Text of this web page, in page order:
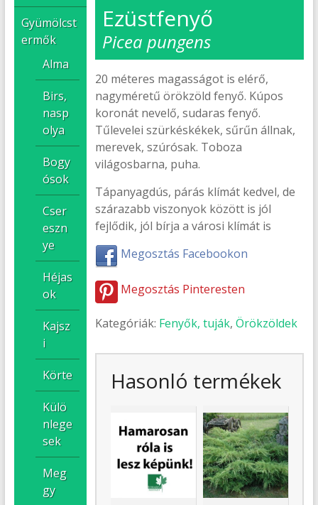
Ezüstfenyő
Picea pungens
20 méteres magasságot is elérő,
nagyméretű örökzöld fenyő. Kúpos
koronát nevelő, sudaras fenyő.
Tűlevelei szürkéskékek, sűrűn állnak,
merevek, szúrósak. Toboza
világosbarna, puha.
Tápanyagdús, párás klímát kedvel, de
szárazabb viszonyok között is jól
fejlődik, jól bírja a városi klímát is
Megosztás Facebookon
Megosztás Pinteresten
Kategóriák: Fenyők, tuják,Örökzöldek
Hasonló termékek
Gyümölcst
ermők
Alma
Birs,
nasp
olya
Bogy
ósok
Cser
eszn
ye
Héjas
ok
Kajsz
i
Körte
Külö
nlege
sek
Meg
gy